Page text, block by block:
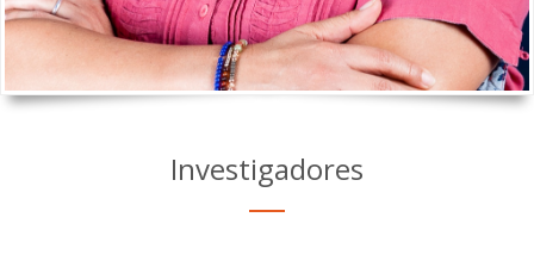
Investigadores